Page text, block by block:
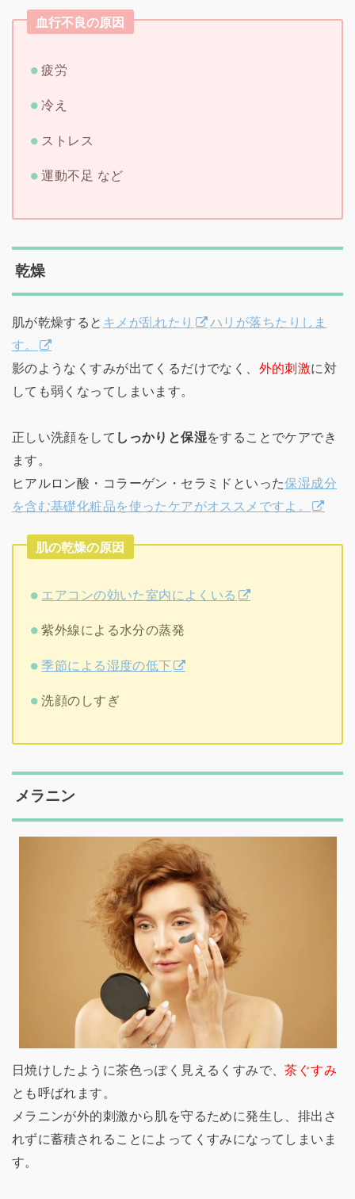
血行不良の原因
疲労
冷え
ストレス
運動不足 など
乾燥
肌が乾燥すると キメが乱れたり
ハリが落ちたりしま
す。
影のようなくすみが出てくるだけでなく、 外的刺激に対
しても弱くなってしまいます。
正しい洗顔をして しっかりと保湿をすることでケアでき
ます。
ヒアルロン酸・コラーゲン・セラミドといった保湿成分
を含む基礎化粧品を使ったケアがオススメですよ。
肌の乾燥の原因
エアコンの効いた室内によくいる
紫外線による水分の蒸発
季節による湿度の低下
洗顔のしすぎ
メラニン
日焼けしたように茶色っぽく見えるくすみで、茶ぐすみ
とも呼ばれます。
メラニンが外的刺激から肌を守るために発生し、排出さ
れずに蓄積されることによってくすみになってしまいま
す。